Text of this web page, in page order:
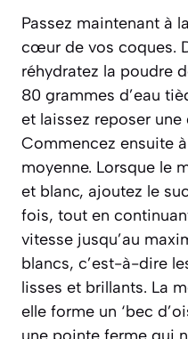
Passez maintenant à
cœur de vos coques.
réhydratez la poudre
80 grammes d’eau
et laissez reposer
Commencez ensuite
moyenne. Lorsque le
et blanc, ajoutez le
fois, tout en
vitesse jusqu’au
blancs, c’est-à-dire
lisses et brillants. La
elle forme un ‘bec